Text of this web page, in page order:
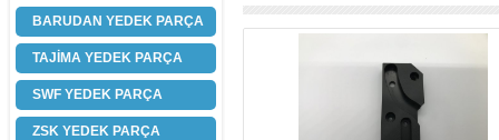
BARUDAN YEDEK PARÇA
TAJİMA YEDEK PARÇA
SWF YEDEK PARÇA
ZSK YEDEK PARÇA